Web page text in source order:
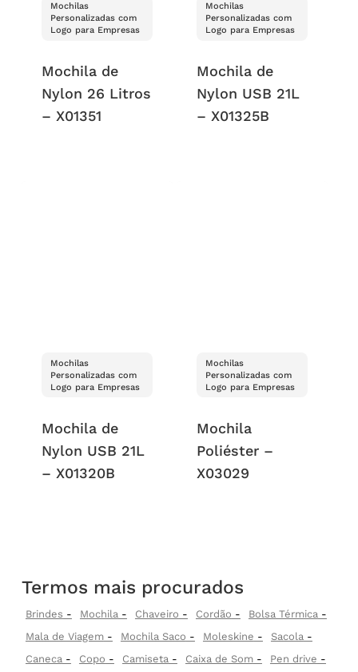
Mochilas
Personalizadas com
Logo para Empresas
Mochila de
Nylon 26 Litros
– X01351
Mochilas
Personalizadas com
Logo para Empresas
Mochila de
Nylon USB 21L
– X01325B
Mochilas
Personalizadas com
Logo para Empresas
Mochila de
Nylon USB 21L
– X01320B
Mochilas
Personalizadas com
Logo para Empresas
Mochila
Poliéster –
X03029
Termos mais procurados
Brindes Mochila Chaveiro Cordão
Bolsa Térmica
Mala de Viagem
Mochila Saco Moleskine
Sacola
Caneca
Copo Camiseta Caixa de Som
Pen drive